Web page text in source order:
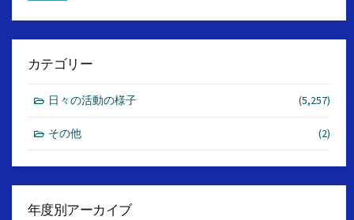
カテゴリー
日々の活動の様子 (5,257)
その他 (2)
年度別アーカイブ